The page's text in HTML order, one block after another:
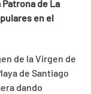
de La
en el
de la Virgen de
de Santiago
dando